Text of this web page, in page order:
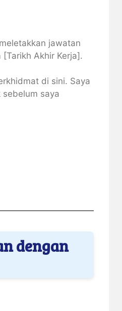
jawatan
Akhir Kerja].
di sini. Saya
saya
dengan